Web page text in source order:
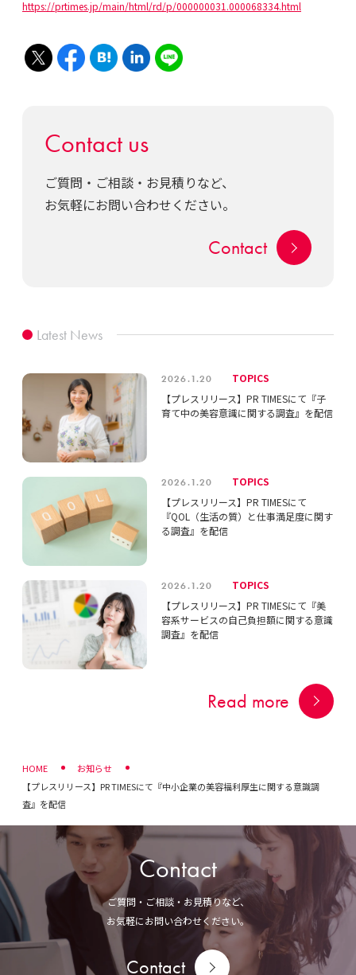
https://prtimes.jp/main/html/rd/p/000000031.000068334.html
Contact us
ご質問・ご相談・お見積りなど、
お気軽にお問い合わせください。
Contact
Latest News
2026.1.20
TOPICS
【プレスリリース】PR TIMESにて『子
育て中の美容意識に関する調査』を配信
2026.1.20
TOPICS
【プレスリリース】PR TIMESにて
『QOL（生活の質）と仕事満足度に関す
る調査』を配信
2026.1.20
TOPICS
【プレスリリース】PR TIMESにて『美
容系サービスの自己負担額に関する意識
調査』を配信
Read more
Contact
ご質問・ご相談・お見積りなど、
お気軽にお問い合わせください。
Contact